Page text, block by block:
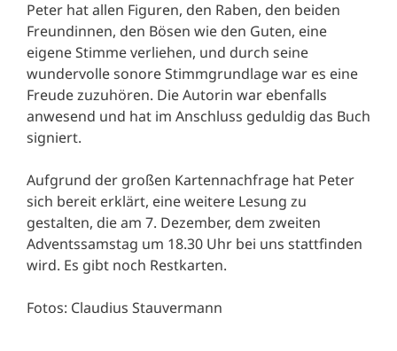
Peter hat allen Figuren, den Raben, den beiden
Freundinnen, den Bösen wie den Guten, eine
eigene Stimme verliehen, und durch seine
wundervolle sonore Stimmgrundlage war es eine
Freude zuzuhören. Die Autorin war ebenfalls
anwesend und hat im Anschluss geduldig das Buch
signiert.
Aufgrund der großen Kartennachfrage hat Peter
sich bereit erklärt, eine weitere Lesung zu
gestalten, die am 7. Dezember, dem zweiten
Adventssamstag um 18.30 Uhr bei uns stattfinden
wird. Es gibt noch Restkarten.
Fotos: Claudius Stauvermann